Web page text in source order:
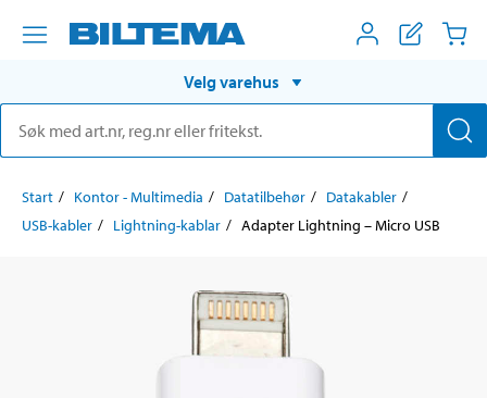
Velg varehus
Start Kontor - Multimedia Datatilbehør
Datakabler
USB-kabler
Lightning-kablar Adapter Lightning – Micro USB